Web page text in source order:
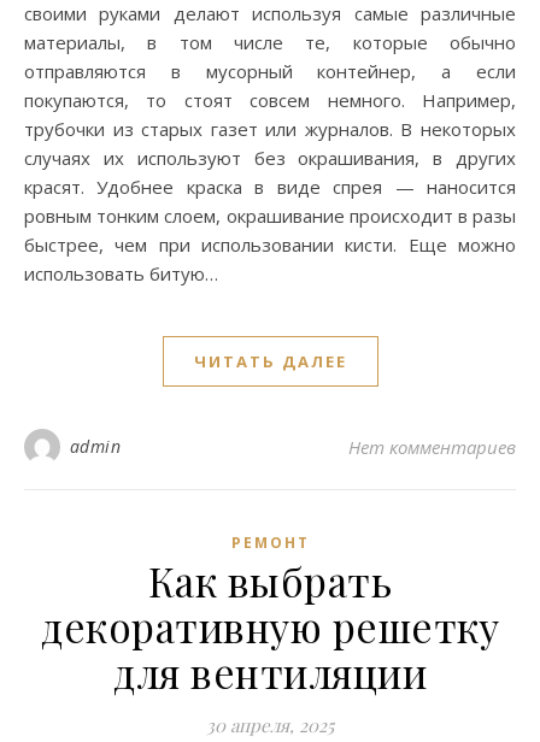
своими руками делают используя самые различные
материалы, в том числе те, которые обычно
отправляются в мусорный контейнер, а если
покупаются, то стоят совсем немного. Например,
трубочки из старых газет или журналов. В некоторых
случаях их используют без окрашивания, в других
красят. Удобнее краска в виде спрея — наносится
ровным тонким слоем, окрашивание происходит в разы
быстрее, чем при использовании кисти. Еще можно
использовать битую…
ЧИТАТЬ ДАЛЕЕ
admin Нет комментариев
РЕМОНТ
Как выбрать
декоративную решетку
для вентиляции
30 апреля, 2025